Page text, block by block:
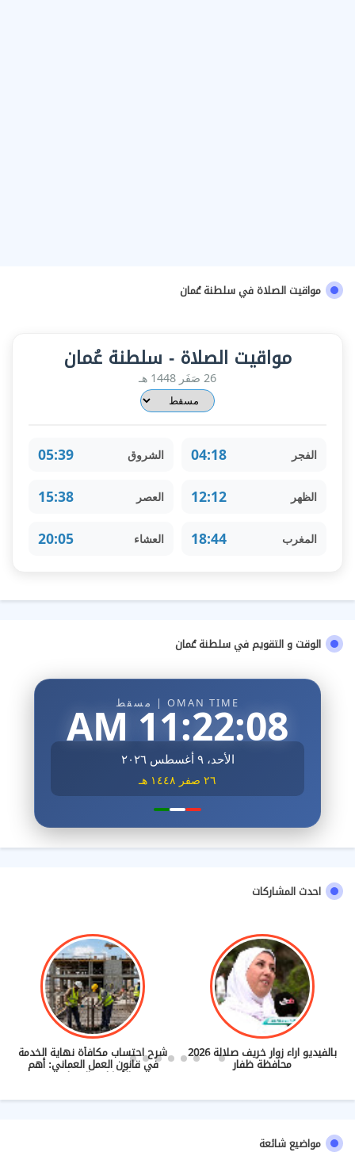
مواقيت الصلاة في سلطنة عُمان
مواقيت الصلاة - سلطنة عُمان
26 صَفَر 1448 هـ
الفجر 04:18 الشروق 05:39
الظهر 12:12 العصر 15:38
المغرب 18:44 العشاء 20:05
الوقت و التقويم في سلطنة عُمان
OMAN TIME | مسقط
11:22:09 AM
الأحد، ٩ أغسطس ٢٠٢٦
٢٦ صفر ١٤٤٨ هـ
احدث المشاركات
بالفيديو اراء زوار خريف صلالة 2026
محافظة ظفار
شرح احتساب مكافأة نهاية الخدمة
في قانون العمل العماني: أهم
الأحكام والضوابط
مواضيع شائعة